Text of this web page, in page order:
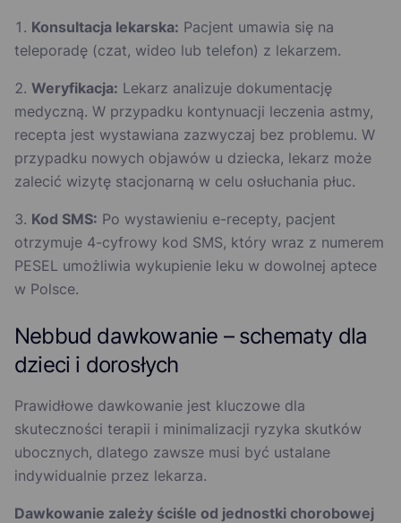
Konsultacja lekarska: Pacjent umawia się na
teleporadę (czat, wideo lub telefon) z lekarzem.
Weryfikacja: Lekarz analizuje dokumentację
medyczną. W przypadku kontynuacji leczenia astmy,
recepta jest wystawiana zazwyczaj bez problemu. W
przypadku nowych objawów u dziecka, lekarz może
zalecić wizytę stacjonarną w celu osłuchania płuc.
Kod SMS: Po wystawieniu e-recepty, pacjent
otrzymuje 4-cyfrowy kod SMS, który wraz z numerem
PESEL umożliwia wykupienie leku w dowolnej aptece
w Polsce.
Nebbud dawkowanie – schematy dla
dzieci i dorosłych
Prawidłowe dawkowanie jest kluczowe dla
skuteczności terapii i minimalizacji ryzyka skutków
ubocznych, dlatego zawsze musi być ustalane
indywidualnie przez lekarza.
Dawkowanie zależy ściśle od jednostki chorobowej